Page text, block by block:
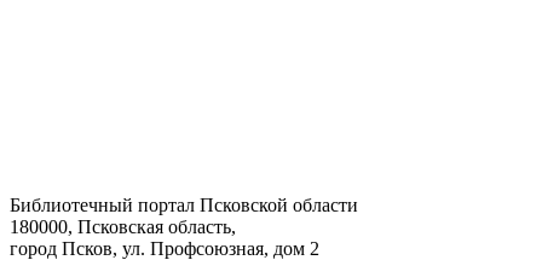
Библиотечный портал Псковской области
180000, Псковская область,
город Псков, ул. Профсоюзная, дом 2